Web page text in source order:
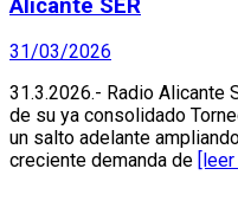
Alicante SER
31/03/2026
31.3.2026.- Radio Alicante
de su ya consolidado
un salto adelante
creciente demanda de